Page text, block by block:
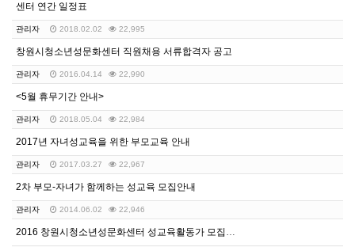
센터 연간 일정표
관리자 2018.02.02 22,995
창원시청소년성문화센터 직원채용 서류합격자 공고
관리자 2016.04.14 22,990
<5월 휴무기간 안내>
관리자 2018.05.04 22,984
2017년 자녀성교육을 위한 부모교육 안내
관리자 2017.03.27 22,967
2차 부모-자녀가 함께하는 성교육 모집안내
관리자 2014.06.02 22,946
2016 창원시청소년성문화센터 성교육활동가 모집공고